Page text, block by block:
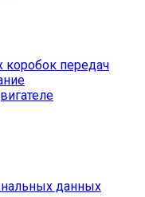
коробок передач
данных